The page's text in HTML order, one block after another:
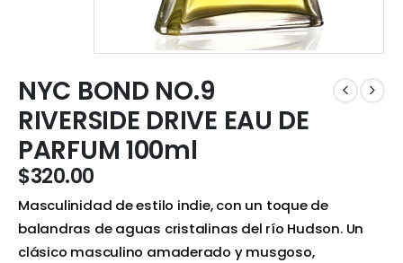
NYC BOND NO.9
RIVERSIDE DRIVE EAU DE
PARFUM 100ml
$320.00
Masculinidad de estilo indie, con un toque de
balandras de aguas cristalinas del río Hudson. Un
clásico masculino amaderado y musgoso,